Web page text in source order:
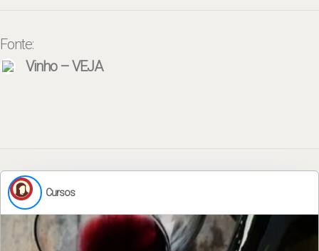
Fonte:
Vinho – VEJA
Cursos